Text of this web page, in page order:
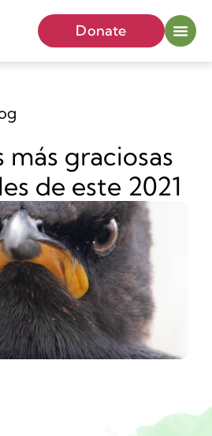
Donate
más graciosas
de este 2021